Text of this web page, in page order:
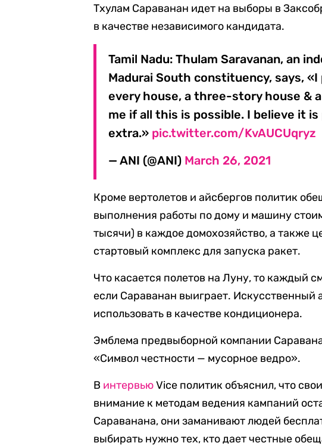
Тхулам Сараванан идет на выборы в
в качестве независимого кандидата.
Tamil Nadu: Thulam Saravanan, an
Madurai South constituency, says,
every house, a three-story house &
me if all this is possible. I believe it
extra.» pic.twitter.com/KvAUCUqryz
— ANI (@ANI) March 26, 2021
Кроме вертолетов и айсбергов политик
выполнения работы по дому и машину
тысячи) в каждое домохозяйство, а также
стартовый комплекс для запуска ракет.
Что касается полетов на Луну, то каждый
если Сараванан выиграет. Искусственный
использовать в качестве кондиционера.
Эмблема предвыборной компании
«Символ честности — мусорное ведро».
В интервьюVice политик объяснил, что
внимание к методам ведения кампаний
Сараванана, они заманивают людей
выбирать нужно тех, кто дает честные